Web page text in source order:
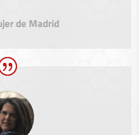
de Madrid